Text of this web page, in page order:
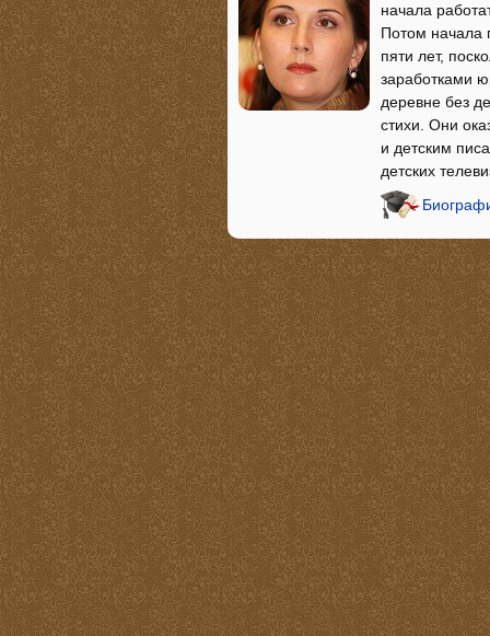
начала
Потом начала
пяти лет,
заработками
деревне без
стихи. Они
и детским
детских